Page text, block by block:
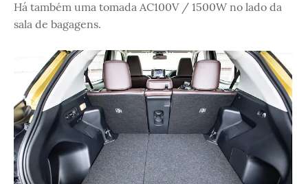
Há também uma tomada AC100V / 1500W no lado da
sala de bagagens.